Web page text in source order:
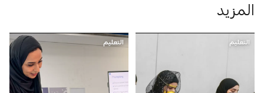
المزيد
التعليم التعليم